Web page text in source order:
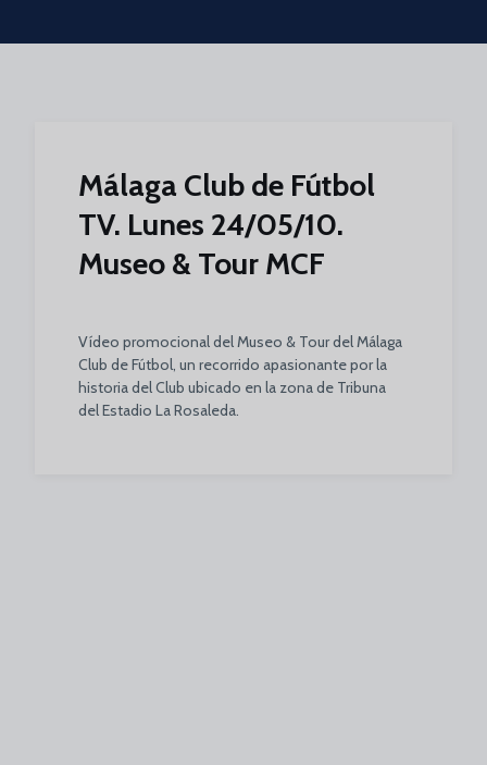
Skip to main content
Málaga Club de Fútbol
TV. Lunes 24/05/10.
Museo & Tour MCF
Vídeo promocional del Museo & Tour del Málaga
Club de Fútbol, un recorrido apasionante por la
historia del Club ubicado en la zona de Tribuna
del Estadio La Rosaleda.